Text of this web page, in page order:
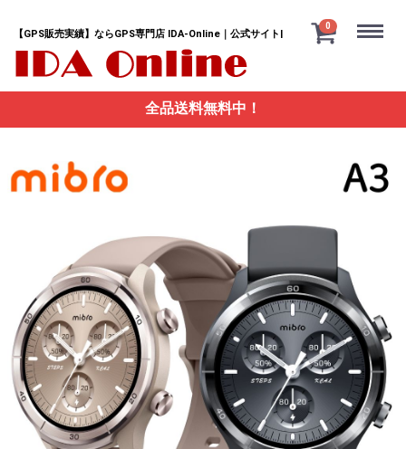
【GPS販売実績】ならGPS専門店 IDA-Online｜公式サイト|
0
全品送料無料中！